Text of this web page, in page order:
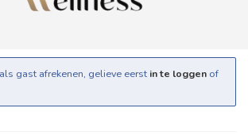
gast afrekenen, gelieve eerst in te loggen of